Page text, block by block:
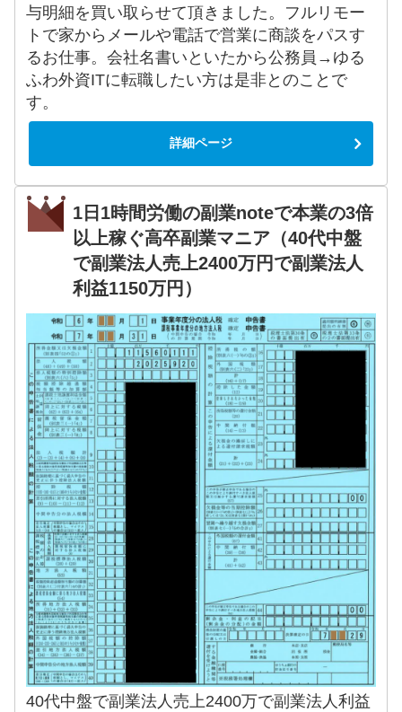
与明細を買い取らせて頂きました。フルリモー
トで家からメールや電話で営業に商談をパスす
るお仕事。会社名書いといたから公務員→ゆる
ふわ外資ITに転職したい方は是非とのことで
す。
詳細ページ
1日1時間労働の副業noteで本業の3倍
以上稼ぐ高卒副業マニア（40代中盤
で副業法人売上2400万円で副業法人
利益1150万円）
40代中盤で副業法人売上2400万で副業法人利益